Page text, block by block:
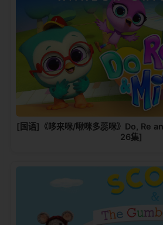
[国语]《哆来咪/啾咪多蕊咪》Do, Re
26集]